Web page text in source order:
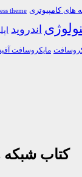
theme کامپیوتری
اندروید
مایکروسافت
کتاب شبکه